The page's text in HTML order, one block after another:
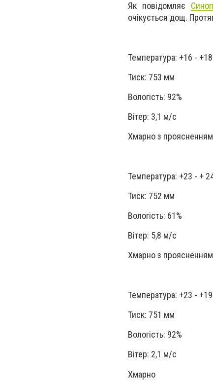
Як повідомляє
очікується дощ.
Температура: +16 -
Тиск: 753 мм
Вологість: 92%
Вітер: 3,1 м/с
Хмарно з
Температура: +23 - +
Тиск: 752 мм
Вологість: 61%
Вітер: 5,8 м/с
Хмарно з
Температура: +23 -
Тиск: 751 мм
Вологість: 92%
Вітер: 2,1 м/с
Хмарно